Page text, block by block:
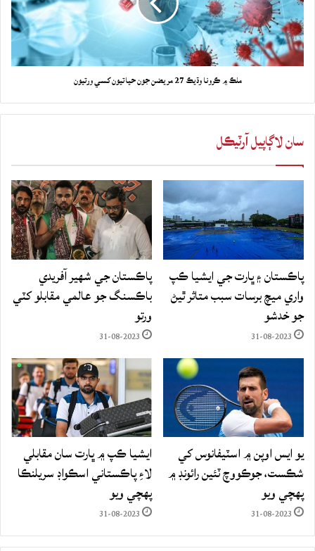
ملڪ ۾ ڪرونا وڌيڪ 27 مريضن جون حياتيون کسي ورتيون
سان لاڳاپيل آرٽيڪل
پاڪستان ۽ ڀارت جي ايشيا ڪپ
واري ميچ برسات سبب متاثر ٿيڻ
جو خدشو
31-08-2023
پاڪستان جي شهير آفريدي
باڪسنگ جو عالمي مقابلو کٽي
ورتو
31-08-2023
يو ايس اوپن ۾ اسٽيفانوس کي
شڪست، جوڪووچ ٽئين رائونڊ ۾
پهچي ويو
31-08-2023
ايشيا ڪپ ۾ ڀارت سان مقابلي
لاءِ پاڪستاني اسڪواڊ سريلنڪا
پهچي ويو
31-08-2023